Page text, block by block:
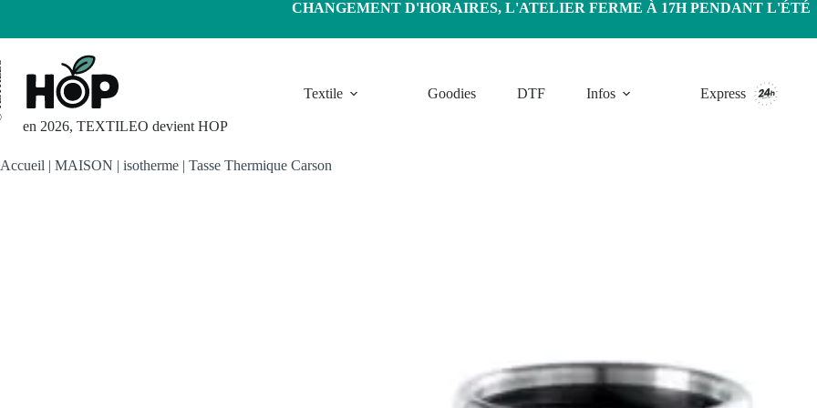
contenu
CHANGEMENT D'HORAIRES, L'ATELIER FERME À 17H PENDANT L'ÉTÉ
en 2026, TEXTILEO devient HOP
Textile Goodies DTF Infos Express
Accueil | MAISON | isotherme | Tasse Thermique Carson